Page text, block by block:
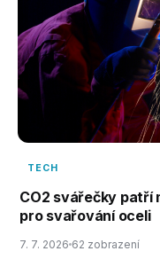
TECH
CO2 svářečky patří
pro svařování oceli
7. 7. 2026 62 zobrazení